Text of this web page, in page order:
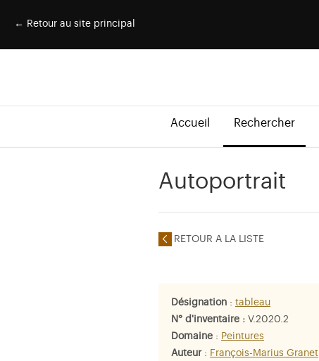
← Retour au site principal
Accueil Rechercher
Autoportrait
RETOUR A LA LISTE
Désignation : tableau
N° d'inventaire : V.2020.2
Domaine : Peintures
Auteur: François-Marius Granet